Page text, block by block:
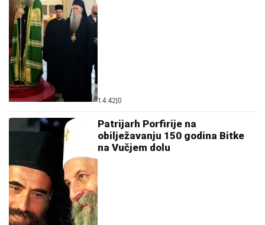
14:42 0
Patrijarh Porfirije na
obilježavanju 150 godina Bitke
na Vučjem dolu